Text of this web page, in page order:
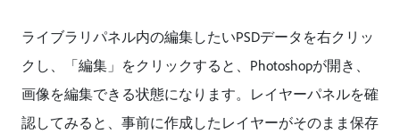
​​ライブラリパネル内の編集したいPSDデータを右クリッ
クし、「編集」をクリックすると、Photoshopが開き、
画像を編集できる状態になります。レイヤーパネルを確
認してみると、事前に作成したレイヤーがそのまま保存